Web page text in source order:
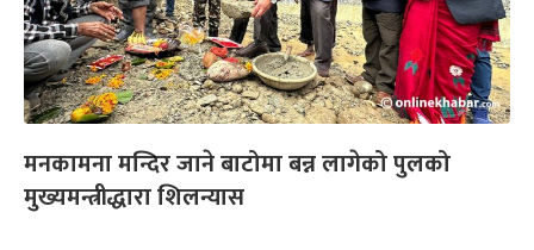
मनकामना मन्दिर जाने बाटोमा बन्न लागेको पुलको
मुख्यमन्त्रीद्धारा शिलन्यास